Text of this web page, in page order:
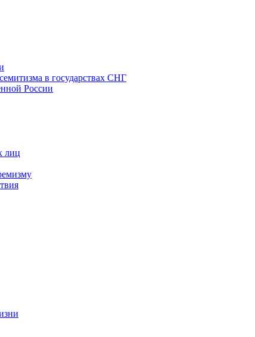
в государствах СНГ
России
лиц